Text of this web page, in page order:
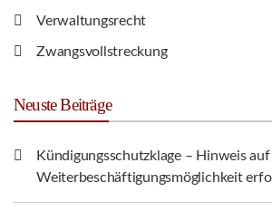
Verwaltungsrecht
Zwangsvollstreckung
Neuste Beiträge
Kündigungsschutzklage – Hinweis
Weiterbeschäftigungsmöglichkeit